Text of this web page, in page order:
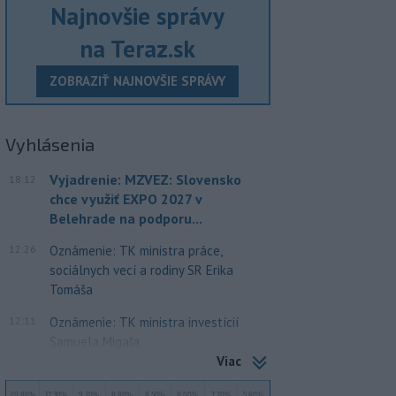
Najnovšie správy
na Teraz.sk
ZOBRAZIŤ NAJNOVŠIE SPRÁVY
Vyhlásenia
18:12
Vyjadrenie: MZVEZ: Slovensko
chce využiť EXPO 2027 v
Belehrade na podporu...
12:26
Oznámenie: TK ministra práce,
sociálnych vecí a rodiny SR Erika
Tomáša
Oznámenie: TK ministra investícií
Samuela Migaľa
Viac